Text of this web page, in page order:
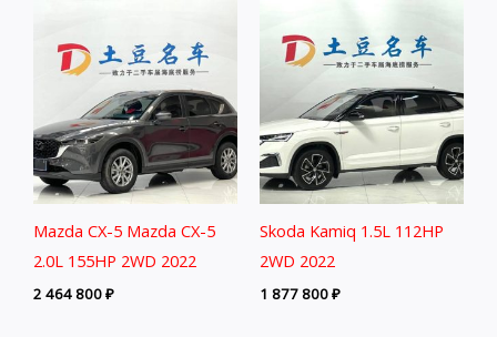
Mazda CX-5 Mazda CX-5
2.0L 155HP 2WD 2022
2 464 800₽
Skoda Kamiq 1.5L 112HP
2WD 2022
1 877 800₽